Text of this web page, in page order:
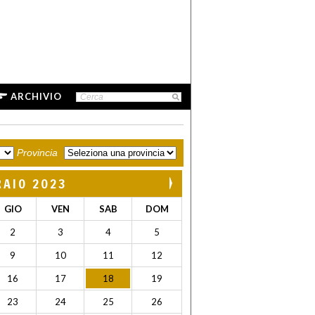
ARCHIVIO
Provincia
2023
GIO VEN SAB DOM
2 3 4 5
9 10 11 12
16 17 18 19
23 24 25 26